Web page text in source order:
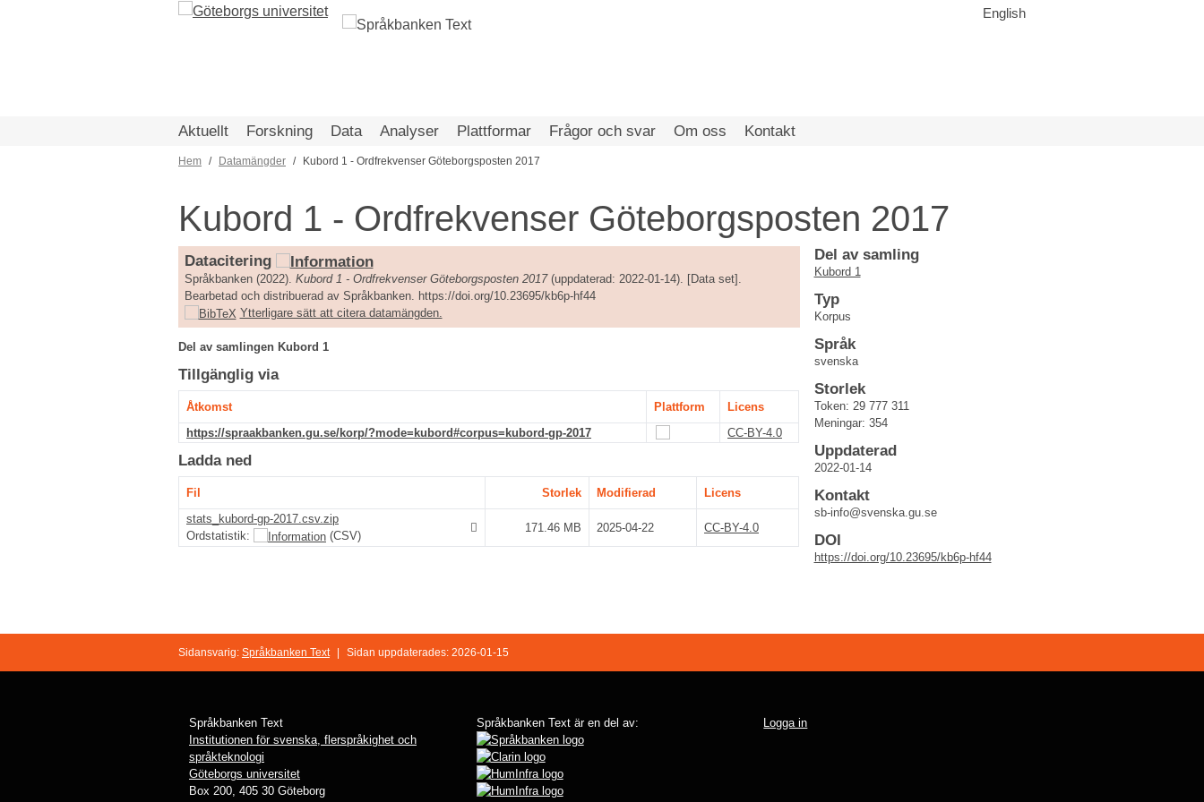
English
Aktuellt Forskning Data Analyser Plattformar Frågor och svar Om oss Kontakt
Länkstig
Hem Datamängder Kubord 1 - Ordfrekvenser Göteborgsposten 2017
Kubord 1 - Ordfrekvenser Göteborgsposten 2017
Datacitering
Språkbanken (2022). Kubord 1 - Ordfrekvenser Göteborgsposten 2017(uppdaterad: 2022-01-14). [Data set].
Bearbetad och distribuerad av Språkbanken. https://doi.org/10.23695/kb6p-hf44
Ytterligare sätt att citera datamängden.
Del av samlingen Kubord 1
Tillgänglig via
Åtkomst Plattform
Licens
https://spraakbanken.gu.se/korp/?mode=kubord#corpus=kubord-gp-2017
CC-BY-4.0
Ladda ned
Fil Storlek Modifierad
Licens
stats_kubord-gp-2017.csv.zip
Ordstatistik:
(CSV)
171.46 MB 2025-04-22 CC-BY-4.0
Del av samling
Kubord 1
Typ
Korpus
Språk
svenska
Storlek
Token: 29 777 311
Meningar: 354
Uppdaterad
2022-01-14
Kontakt
sb-info@svenska.gu.se
DOI
https://doi.org/10.23695/kb6p-hf44
Sidansvarig: Språkbanken Text Sidan uppdaterades: 2026-01-15
Språkbanken Text
Institutionen för svenska, flerspråkighet och
språkteknologi
Göteborgs universitet
Box 200, 405 30 Göteborg
Språkbanken Text är en del av: Logga in